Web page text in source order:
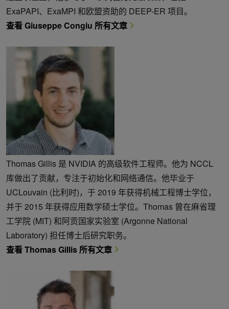
ExaPAPI、ExaMPI 和欧盟资助的 DEEP-ER 项目。
查看 Giuseppe Congiu 所有文章
Thomas Gillis 是 NVIDIA 的高级软件工程师。他为 NCCL
库做出了贡献，专注于初始化和网络通信。他毕业于
UCLouvain (比利时)，于 2019 年获得机械工程博士学位，
并于 2015 年获得应用数学硕士学位。Thomas 曾在麻省理
工学院 (MIT) 和阿贡国家实验室 (Argonne National
Laboratory) 担任博士后研究职务。
查看 Thomas Gillis 所有文章